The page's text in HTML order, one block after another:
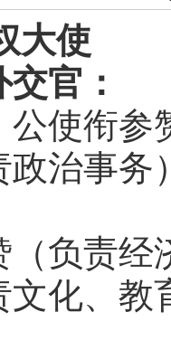
全
官：
，
责
（负责经
文化、教